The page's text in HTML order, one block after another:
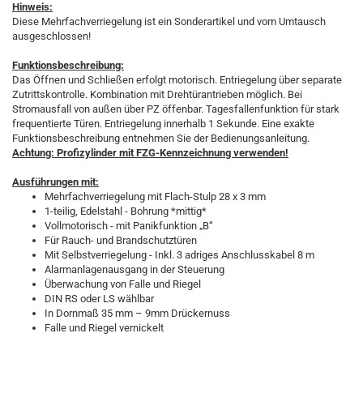
Hinweis:
Diese Mehrfachverriegelung ist ein Sonderartikel und vom Umtausch
ausgeschlossen!
Funktionsbeschreibung:
Das Öffnen und Schließen erfolgt motorisch. Entriegelung über separate
Zutrittskontrolle. Kombination mit Drehtürantrieben möglich. Bei
Stromausfall von außen über PZ öffenbar. Tagesfallenfunktion für stark
frequentierte Türen. Entriegelung innerhalb 1 Sekunde. Eine exakte
Funktionsbeschreibung entnehmen Sie der Bedienungsanleitung.
Achtung: Profizylinder mit FZG-Kennzeichnung verwenden!
Ausführungen mit:
Mehrfachverriegelung mit Flach-Stulp 28 x 3 mm
1-teilig, Edelstahl - Bohrung *mittig*
Vollmotorisch - mit Panikfunktion „B“
Für Rauch- und Brandschutztüren
Mit Selbstverriegelung - Inkl. 3 adriges Anschlusskabel 8 m
Alarmanlagenausgang in der Steuerung
Überwachung von Falle und Riegel
DIN RS oder LS wählbar
In Dornmaß 35 mm – 9mm Drückernuss
Falle und Riegel vernickelt